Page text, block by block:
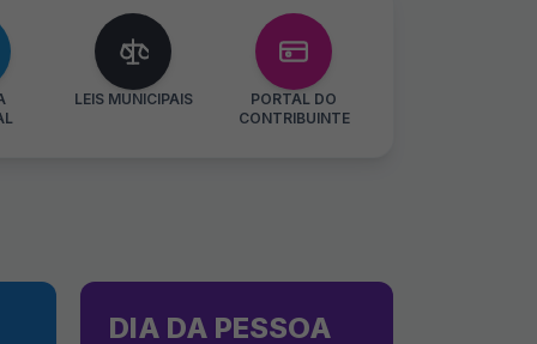
LEIS MUNICIPAIS
PORTAL DO
CONTRIBUINTE
DIA DA PESSOA